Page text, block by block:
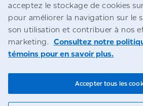
© Société canadienne des postes
Avis juridiques
Accès à l’information
acceptez le stockage de cookies
pour améliorer la navigation sur le
son utilisation et contribuer à nos
marketing. Consultez notre
témoins pour en savoir plus.
Accepter tous les